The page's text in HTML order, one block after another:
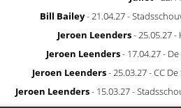
Bill Bailey- 21.04.27 -
Jeroen Leenders- 25.05.27
Jeroen Leenders- 17.04.27 -
Jeroen Leenders- 25.03.27 - CC
Jeroen Leenders- 15.03.27 -